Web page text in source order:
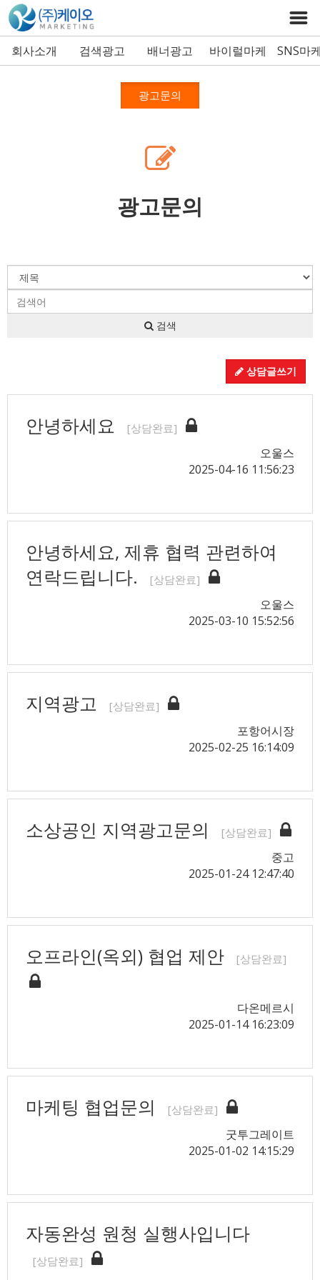
회사소개 검색광고 배너광고
바이럴마케
SNS마
광고문의
광고문의
검색
상담글쓰기
안녕하세요 [상담완료]
오울스
2025-04-16 11:56:23
안녕하세요, 제휴 협력 관련하여
연락드립니다.
[상담완료]
오울스
2025-03-10 15:52:56
지역광고 [상담완료]
포항어시장
2025-02-25 16:14:09
소상공인 지역광고문의 [상담완료]
중고
2025-01-24 12:47:40
오프라인(옥외) 협업 제안 [상담완료]
다온메르시
2025-01-14 16:23:09
마케팅 협업문의 [상담완료]
굿투그레이트
2025-01-02 14:15:29
자동완성 원청 실행사입니다
[상담완료]